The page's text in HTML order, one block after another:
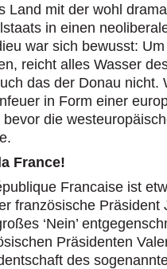
Land mit der wohl
in einen
war sich bewusst:
reicht alles Wasser
das der Donau nicht.
in Form einer
bevor die
France!
Francaise ist
französische
‘Nein’
Präsidenten
des